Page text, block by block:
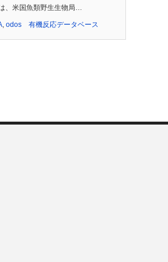
、米国魚類野生生物局…
, odos 有機反応データベース